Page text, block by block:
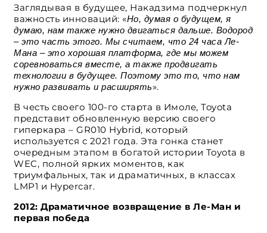
Заглядывая в будущее, Накадзима подчеркнул
важность инноваций: «Но, думая о будущем, я
думаю, нам также нужно двигаться дальше. Водород
– это часть этого. Мы считаем, что 24 часа Ле-
Мана – это хорошая платформа, где мы можем
соревноваться вместе, а также продвигать
технологии в будущее. Поэтому это то, что нам
нужно развивать и расширять».
В честь своего 100-го старта в Имоле, Toyota
представит обновленную версию своего
гиперкара – GR010 Hybrid, который
используется с 2021 года. Эта гонка станет
очередным этапом в богатой истории Toyota в
WEC, полной ярких моментов, как
триумфальных, так и драматичных, в классах
LMP1 и Hypercar.
2012: Драматичное возвращение в Ле-Ман и
первая победа